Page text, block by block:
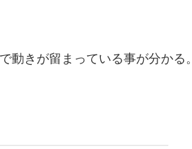
動きが留まっている事が分かる。